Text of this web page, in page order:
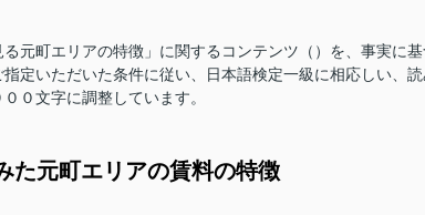
元町エリアの特徴」に関するコンテンツ（）を、事実に
定いただいた条件に従い、日本語検定一級に相応しい、
０文字に調整しています。
た元町エリアの賃料の特徴